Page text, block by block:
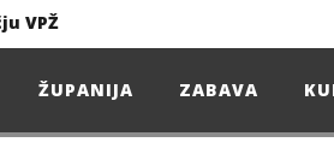
VPŽ
ŽUPANIJA ZABAVA